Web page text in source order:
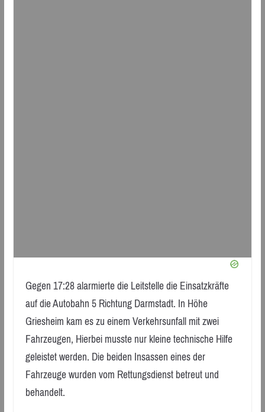
Gegen 17:28 alarmierte die Leitstelle die Einsatzkräfte
auf die Autobahn 5 Richtung Darmstadt. In Höhe
Griesheim kam es zu einem Verkehrsunfall mit zwei
Fahrzeugen, Hierbei musste nur kleine technische Hilfe
geleistet werden. Die beiden Insassen eines der
Fahrzeuge wurden vom Rettungsdienst betreut und
behandelt.